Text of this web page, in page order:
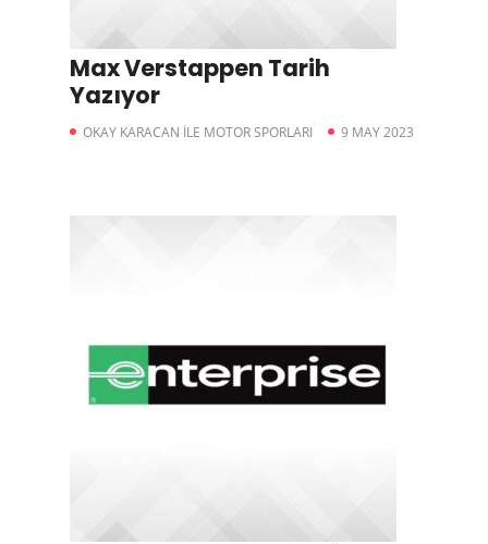
Max Verstappen Tarih
Yazıyor
OKAY KARACAN İLE MOTOR SPORLARI 9 MAY 2023